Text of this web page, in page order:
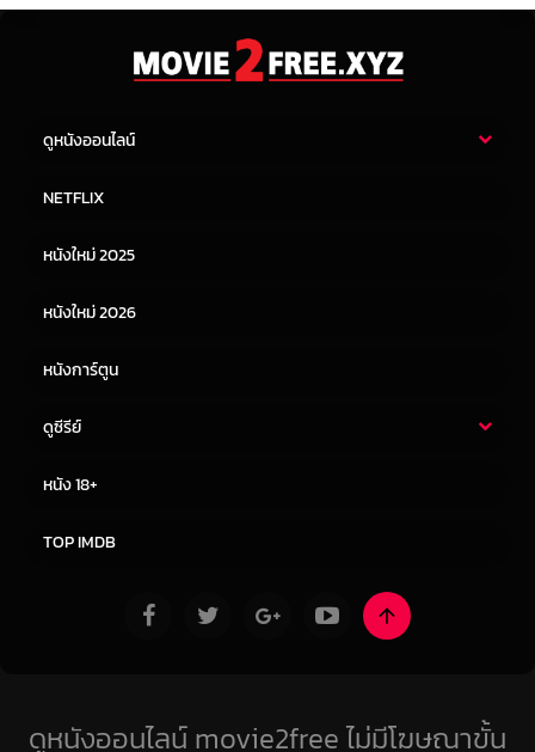
ดูหนังออนไลน์
หนังจีน
NETFLIX
หนังใหม่ 2025
หนังใหม่ 2026
หนังการ์ตูน
ดูซีรีย์
หนัง 18+
TOP IMDB
ดูหนังออนไลน์ movie2free ไม่มีโฆษณาขั้น